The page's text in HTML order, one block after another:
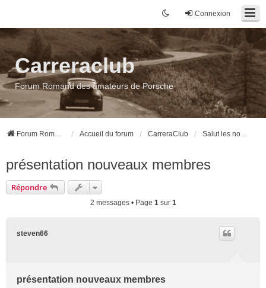
Connexion
Carreraclub
Forum Romand des amateurs de Porsche
Forum Romand des amateurs de Porsche Accueil du forum CarreraClub Salut les nouveaux
présentation nouveaux membres
Répondre
2 messages • Page 1sur 1
steven66
présentation nouveaux membres